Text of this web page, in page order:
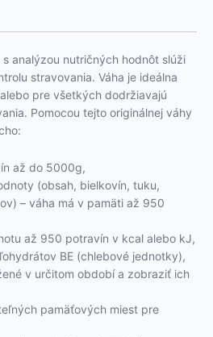
analýzou nutričných hodnôt slúži
stravovania. Váha je ideálna
pre všetkých dodržiavajú
Pomocou tejto originálnej váhy
až do 5000g,
(obsah, bielkovín, tuku,
– váha má v pamäti až 950
až 950 potravín v kcal alebo kJ,
BE (chlebové jednotky),
v určitom období a zobraziť ich
pamäťových miest pre